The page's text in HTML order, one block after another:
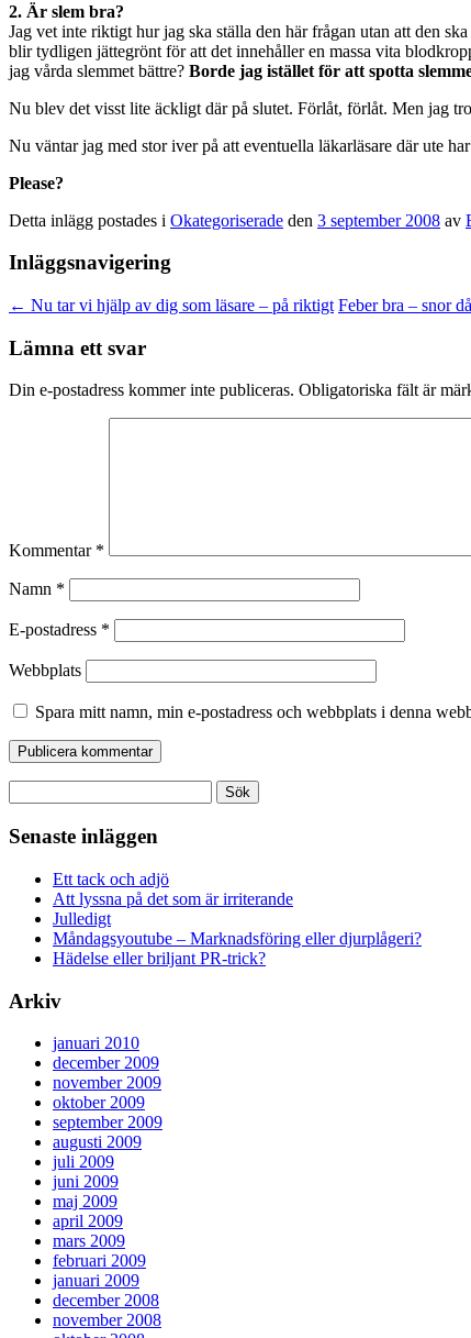
2. Är slem bra?
Jag vet inte riktigt hur jag ska ställa den här frågan utan att den
blir tydligen jättegrönt för att det innehåller en massa vita
jag vårda slemmet bättre? Borde jag istället för att spotta
Nu blev det visst lite äckligt där på slutet. Förlåt, förlåt. Men jag
Nu väntar jag med stor iver på att eventuella läkarläsare där ute
Please?
Detta inlägg postades i Okategoriserade den 3 september 2008 av
Inläggsnavigering
← Nu tar vi hjälp av dig som läsare – på riktigt Feber bra – snor
Lämna ett svar
Din e-postadress kommer inte publiceras. Obligatoriska fält är
Kommentar *
Namn *
E-postadress *
Webbplats
Spara mitt namn, min e-postadress och webbplats i denna
efter:
Senaste inläggen
Ett tack och adjö
Att lyssna på det som är irriterande
Julledigt
Måndagsyoutube – Marknadsföring eller djurplågeri?
Hädelse eller briljant PR-trick?
Arkiv
januari 2010
december 2009
november 2009
oktober 2009
september 2009
augusti 2009
juli 2009
juni 2009
maj 2009
april 2009
mars 2009
februari 2009
januari 2009
december 2008
november 2008